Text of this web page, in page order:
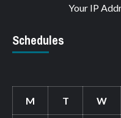
Your IP
Schedules
M T W